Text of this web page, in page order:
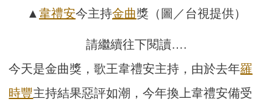
▲韋禮安今主持金曲獎（圖／台視提供）
請繼續往下閱讀….
今天是金曲獎，歌王韋禮安主持，由於去年羅
時豐主持結果惡評如潮，今年換上韋禮安備受